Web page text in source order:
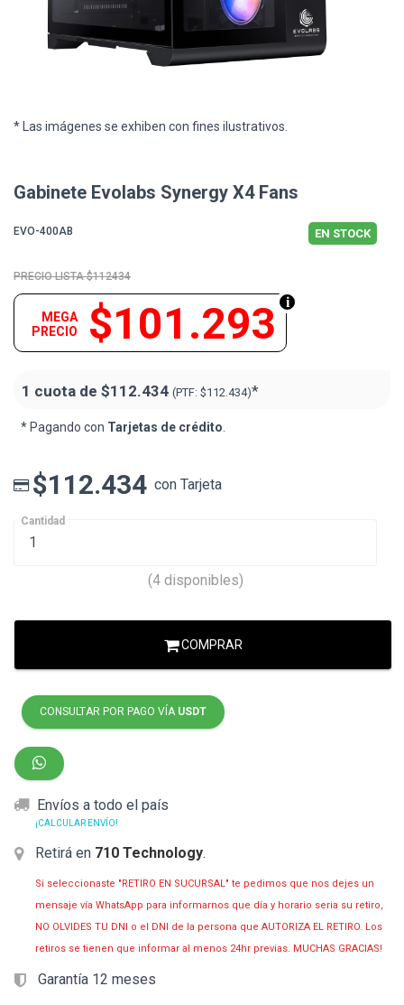
* Las imágenes se exhiben con fines ilustrativos.
Gabinete Evolabs Synergy X4 Fans
EVO-400AB EN STOCK
$112434
$101.293
MEGA
PRECIO
1 cuota de $112.434 (PTF: $112.434)*
* Pagando con Tarjetas de crédito
$112.434 con Tarjeta
Cantidad
(4 disponibles)
COMPRAR
CONSULTAR POR PAGO VÍA USDT
Envíos a todo el país
¡CALCULAR ENVÍO!
Retirá en 710 Technology.
Si seleccionaste "RETIRO EN SUCURSAL" te pedimos que nos dejes un
mensaje vía WhatsApp para informarnos que día y horario seria su retiro,
NO OLVIDES TU DNI o el DNI de la persona que AUTORIZA EL RETIRO. Los
retiros se tienen que informar al menos 24hr previas. MUCHAS GRACIAS!
Garantía 12 meses